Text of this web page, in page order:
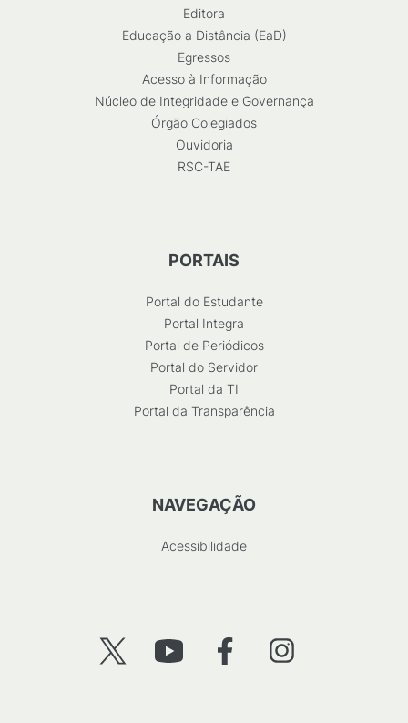
Editora
Educação a Distância (EaD)
Egressos
Acesso à Informação
Núcleo de Integridade e Governança
Órgão Colegiados
Ouvidoria
RSC-TAE
PORTAIS
Portal do Estudante
Portal Integra
Portal de Periódicos
Portal do Servidor
Portal da TI
Portal da Transparência
NAVEGAÇÃO
Acessibilidade